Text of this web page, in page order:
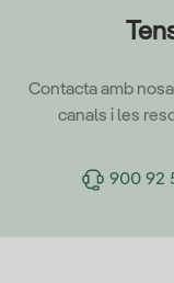
Contacta amb
canals i les
900 92